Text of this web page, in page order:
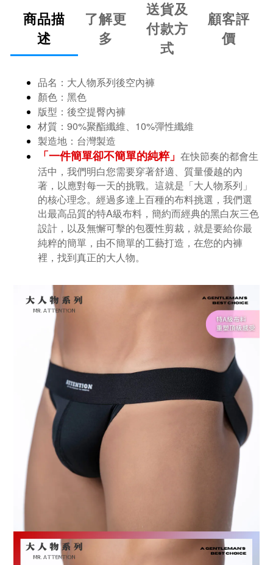
商品描
述
了解更
多
送貨及
付款方
式
顧客評
價
品名： 大人物系列後空內褲
顏色：黑色
版型：後空提臀內褲
材質： 90%聚酯纖維 10%彈性纖維
製造地：台灣製造
「一件簡單卻不簡單的純粹」 在快節奏的都會生
活中，我們明白您需要穿著舒適、質量優越的內
著，以應對每一天的挑戰。這就是「大人物系列」
的核心理念。經過多達上百種的布料挑選，我們選
出最高品質的特A級布料 ，簡約而經典的黑白灰三色
設計，以及無懈可擊的包覆性剪裁，就是要給你最
純粹的簡單，由不簡單的工藝打造，在您的内褲
裡，找到真正的大人物。